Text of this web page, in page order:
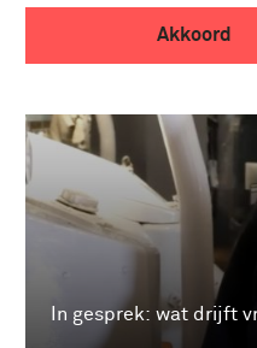
Akkoord
In gesprek: wat drijft